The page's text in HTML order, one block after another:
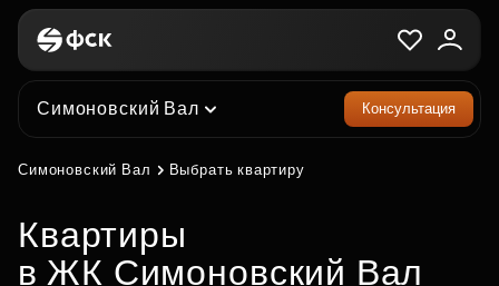
Симоновский Вал Консультация
Симоновский Вал Выбрать квартиру
квартиры
в ЖК Симоновский Вал